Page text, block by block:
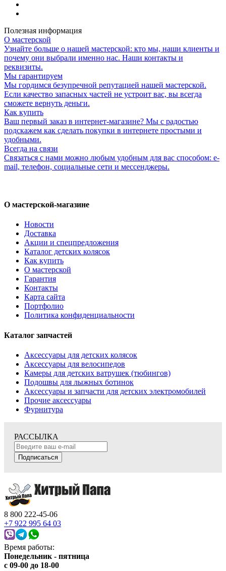
Полезная информация
О мастерской
Узнайте больше о нашей мастерской: кто мы, наши клиенты и
почему они выбрали именно нас. Наши контакты и
реквизиты.
Мы гарантируем
Мы гордимся безупречной репутацией нашей мастерской.
Если качество запасных частей не устроит вас, вы всегда
сможете вернуть деньги.
Как купить
Ваш первый заказ в интернет-магазине? Мы с радостью
подскажем как сделать покупки в интернете простыми и
удобными.
Всегда на связи
Связаться с нами можно любым удобным для вас способом: e-
mail, телефон, социальные сети и мессенджеры.
О мастерской-магазине
Новости
Доставка
Акции и спецпредложения
Каталог детских колясок
Как купить
О мастерской
Гарантия
Контакты
Карта сайта
Портфолио
Политика конфиденциальности
Каталог запчастей
Аксессуары для детских колясок
Аксессуары для велосипедов
Камеры для детских ватрушек (тюбингов)
Подошвы для лыжных ботинок
Аксессуары и запчасти для детских электромобилей
Прочие аксессуары
Фурнитура
РАССЫЛКА
Подписаться
8 800 222-45-06
+7 922 995 64 03
Время работы:
Понедельник - пятница
c 09-00 до 18-00